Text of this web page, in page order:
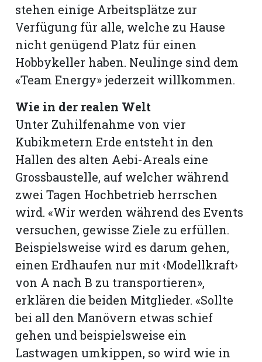
stehen einige Arbeitsplätze zur
Verfügung für alle, welche zu Hause
nicht genügend Platz für einen
Hobbykeller haben. Neulinge sind dem
«Team Energy» jederzeit willkommen.
Wie in der realen Welt
Unter Zuhilfenahme von vier
Kubikmetern Erde entsteht in den
Hallen des alten Aebi-Areals eine
Grossbaustelle, auf welcher während
zwei Tagen Hochbetrieb herrschen
wird. «Wir werden während des Events
versuchen, gewisse Ziele zu erfüllen.
Beispielsweise wird es darum gehen,
einen Erdhaufen nur mit ‹Modellkraft›
von A nach B zu transportieren»,
erklären die beiden Mitglieder. «Sollte
bei all den Manövern etwas schief
gehen und beispielsweise ein
Lastwagen umkippen, so wird wie in